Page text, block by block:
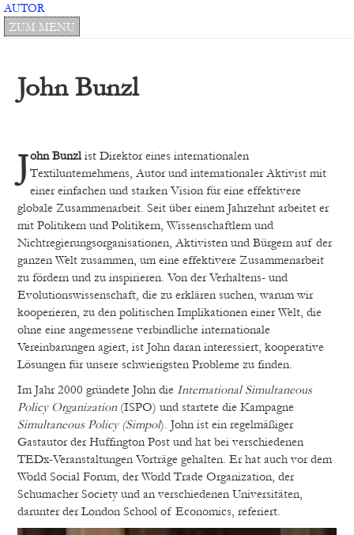
VERLAG:
BÜCHER
Belletristik
AUTOREN
MANUSKRIPTE
REDAKTION
NEWSLETTER
PARALLAX
PUBLISHING
AGB
IMPRESSUM
KONTAKT
AUTOR
ZUM MENU
John Bunzl
John Bunzlist Direktor eines internationalen
Textilunternehmens, Autor und internationaler Aktivist mit
einer einfachen und starken Vision für eine effektivere
globale Zusammenarbeit. Seit über einem Jahrzehnt arbeitet er
mit Politikern und Politikern, Wissenschaftlern und
Nichtregierungsorganisationen, Aktivisten und Bürgern auf der
ganzen Welt zusammen, um eine effektivere Zusammenarbeit
zu fördern und zu inspirieren. Von der Verhaltens- und
Evolutionswissenschaft, die zu erklären suchen, warum wir
kooperieren, zu den politischen Implikationen einer Welt, die
ohne eine angemessene verbindliche internationale
Vereinbarungen agiert, ist John daran interessiert, kooperative
Lösungen für unsere schwierigsten Probleme zu finden.
Im Jahr 2000 gründete John dieInternational Simultaneous
Policy Organization (ISPO) und startete die Kampagne
Simultaneous Policy (Simpol). John ist ein regelmäßiger
Gastautor der Huffington Post und hat bei verschiedenen
TEDx-Veranstaltungen Vorträge gehalten. Er hat auch vor dem
World Social Forum, der World Trade Organization, der
Schumacher Society und an verschiedenen Universitäten,
darunter der London School of Economics, referiert.